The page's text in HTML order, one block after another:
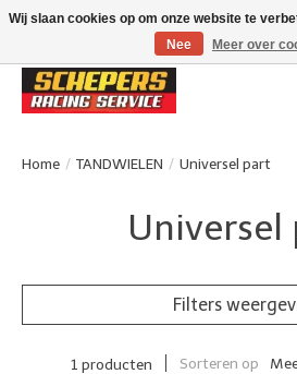
Klanten beoordelen ons met een 4,8/5 op Google
Home / TANDWIELEN / Universel part
Universel
Filters
1 producten Sorteren op
Wij slaan cookies op om onze website te
Nee
Meer over